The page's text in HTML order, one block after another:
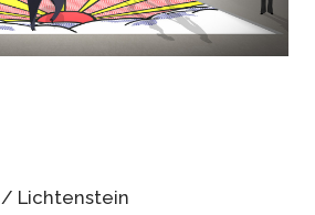
/ Lichtenstein